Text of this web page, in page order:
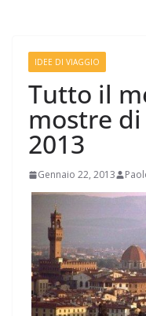
IDEE DI VIAGGIO
Tutto il
mostre
2013
Gennaio 22, 2013